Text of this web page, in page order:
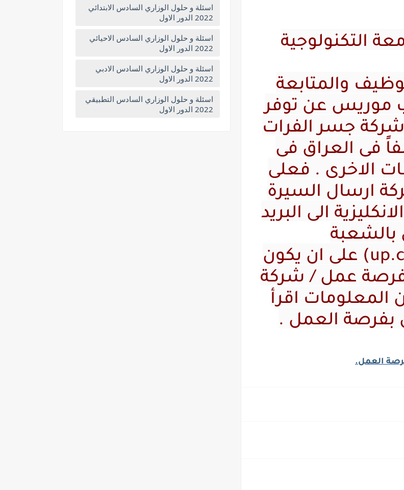
التكنولوجية
والمتابعة
موريس عن توفر
جسر الفرات
في العراق في
الاخرى . فعلى
ارسال السيرة
الى البريد
بالشعبة
(up.cu@uotechnology.edu.iq) على ان يكون
(فرصة عمل / شركة
اقرأ
بفرصة العمل .
العمل.
اسئلة و حلول الوزاري السادس الابتدائي
2022 الدور الاول
اسئلة و حلول الوزاري السادس الاحيائي
2022 الدور الاول
اسئلة و حلول الوزاري السادس الادبي
2022 الدور الاول
اسئلة و حلول الوزاري السادس التطبيقي
2022 الدور الاول